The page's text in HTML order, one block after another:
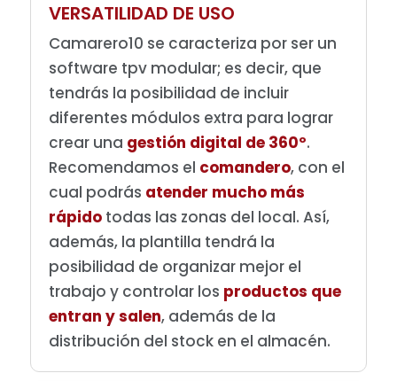
VERSATILIDAD DE USO
Camarero10 se caracteriza por ser un
software tpv modular; es decir, que
tendrás la posibilidad de incluir
diferentes módulos extra para lograr
crear una gestión digital de 360º.
Recomendamos el comandero, con el
cual podrás atender mucho más
rápidotodas las zonas del local. Así,
además, la plantilla tendrá la
posibilidad de organizar mejor el
trabajo y controlar los productos que
entran y salen, además de la
distribución del stock en el almacén.